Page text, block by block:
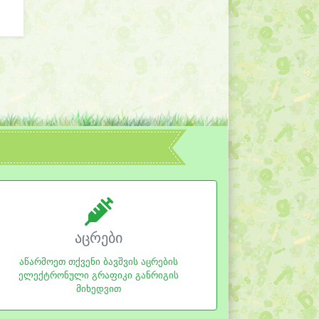
აცრები
აწარმოეთ თქვენი ბავშვის აცრების
ელექტრონული გრაფიკი განრიგის
მიხედვით